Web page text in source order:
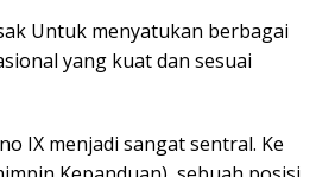
Untuk menyatukan berbagai
yang kuat dan sesuai
IX menjadi sangat sentral. Ke